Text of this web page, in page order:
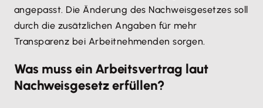
angepasst. Die Änderung des Nachweisgesetzes soll
durch die zusätzlichen Angaben für mehr
Transparenz bei Arbeitnehmenden sorgen.
Was muss ein Arbeitsvertrag laut
Nachweisgesetz erfüllen?